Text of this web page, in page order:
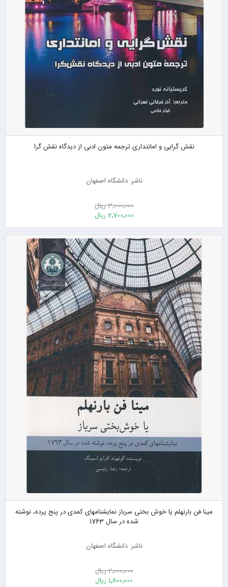
نقش گرایی و امانتداری ترجمه متون ادبی از دیدگاه نقش گرا
ناشر: دانشگاه اصفهان
3٬000٬000 ریال
2٬700٬000 ریال
مینا فن بارنهلم یا خوش بختی سرباز نمایشنامهای کمدی در پنج پرده، نوشته
شده در سال 1763
ناشر: دانشگاه اصفهان
2٬000٬000 ریال
1٬800٬000 ریال